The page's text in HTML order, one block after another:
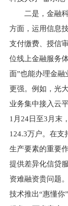
二是，金融科
方面，运用信息
支付缴费、授信
位线上金融服务
面”也能办理金融
更强。例如，光
业务集中接入云
1月24日至3月末
124.3万户。在支
生产要素的重要
提供差异化信贷
资难融资贵问题
技术推出“惠懂你